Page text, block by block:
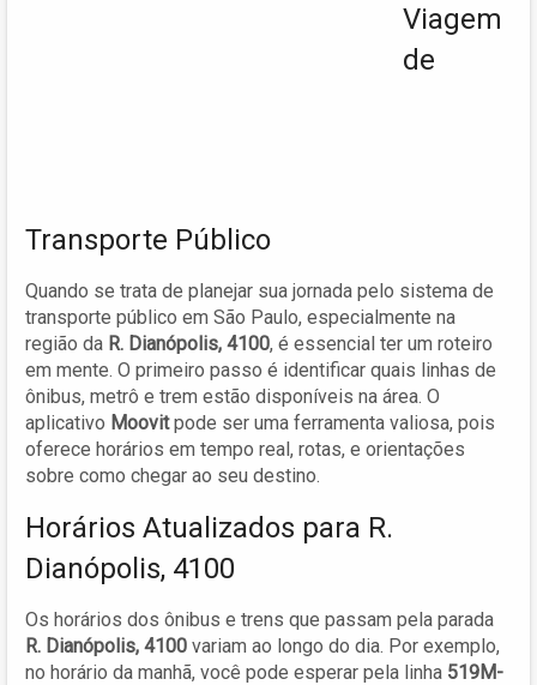
Viagem
de
Transporte Público
Quando se trata de planejar sua jornada pelo sistema de
transporte público em São Paulo, especialmente na
região da R. Dianópolis, 4100, é essencial ter um roteiro
em mente. O primeiro passo é identificar quais linhas de
ônibus, metrô e trem estão disponíveis na área. O
aplicativo Moovitpode ser uma ferramenta valiosa, pois
oferece horários em tempo real, rotas, e orientações
sobre como chegar ao seu destino.
Horários Atualizados para R.
Dianópolis, 4100
Os horários dos ônibus e trens que passam pela parada
R. Dianópolis, 4100 variam ao longo do dia. Por exemplo,
no horário da manhã, você pode esperar pela linha 519M-